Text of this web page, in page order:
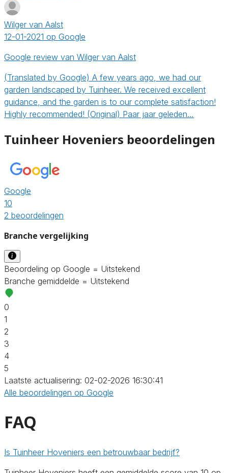
Wilger van Aalst
12-01-2021 op Google
Google review van Wilger van Aalst
(Translated by Google) A few years ago, we had our
garden landscaped by Tuinheer. We received excellent
guidance, and the garden is to our complete satisfaction!
Highly recommended! (Original) Paar jaar geleden…
Tuinheer Hoveniers beoordelingen
Google
10
2 beoordelingen
Branche vergelijking
Beoordeling op Google = Uitstekend
Branche gemiddelde = Uitstekend
0
1
2
3
4
5
Laatste actualisering: 02-02-2026 16:30:41
Alle beoordelingen op Google
FAQ
Is Tuinheer Hoveniers een betrouwbaar bedrijf?